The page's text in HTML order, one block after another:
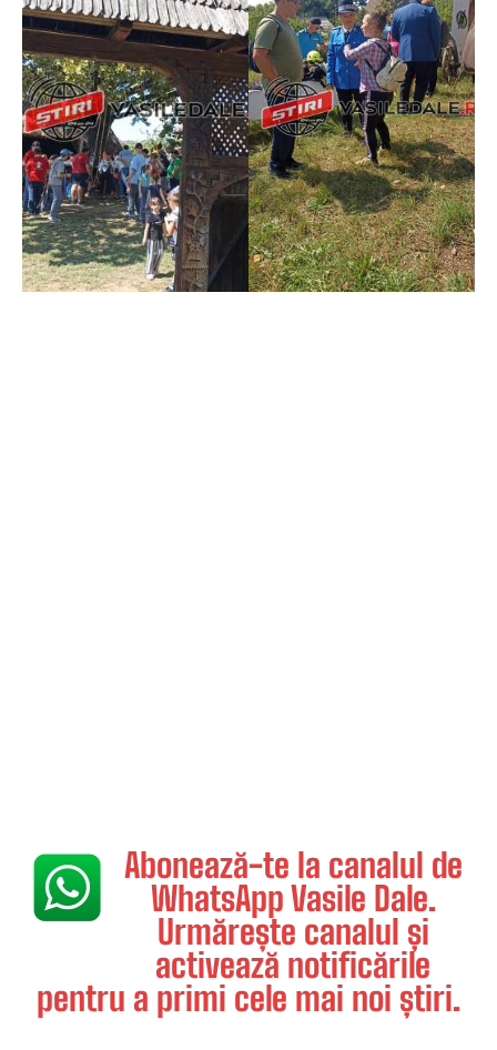
Abonează-te la canalul de
WhatsApp Vasile Dale.
Urmărește canalul și
activează notificările
pentru a primi cele mai noi știri.